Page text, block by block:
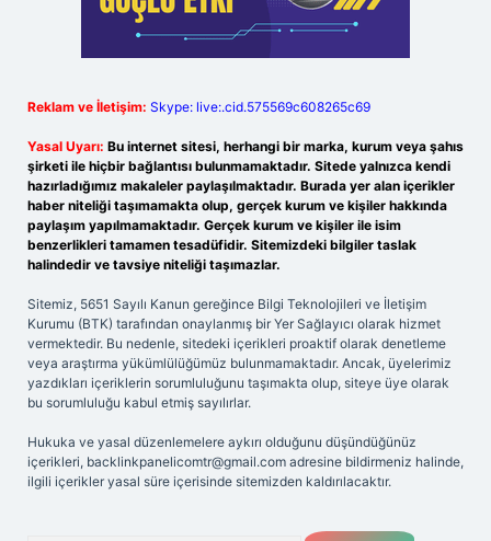
Reklam ve İletişim: Skype: live:.cid.575569c608265c69
Yasal Uyarı: Bu internet sitesi, herhangi bir marka, kurum veya şahıs
şirketi ile hiçbir bağlantısı bulunmamaktadır. Sitede yalnızca kendi
hazırladığımız makaleler paylaşılmaktadır. Burada yer alan içerikler
haber niteliği taşımamakta olup, gerçek kurum ve kişiler hakkında
paylaşım yapılmamaktadır. Gerçek kurum ve kişiler ile isim
benzerlikleri tamamen tesadüfidir. Sitemizdeki bilgiler taslak
halindedir ve tavsiye niteliği taşımazlar.
Sitemiz, 5651 Sayılı Kanun gereğince Bilgi Teknolojileri ve İletişim
Kurumu (BTK) tarafından onaylanmış bir Yer Sağlayıcı olarak hizmet
vermektedir. Bu nedenle, sitedeki içerikleri proaktif olarak denetleme
veya araştırma yükümlülüğümüz bulunmamaktadır. Ancak, üyelerimiz
yazdıkları içeriklerin sorumluluğunu taşımakta olup, siteye üye olarak
bu sorumluluğu kabul etmiş sayılırlar.
Hukuka ve yasal düzenlemelere aykırı olduğunu düşündüğünüz
içerikleri, backlinkpanelicomtr@gmail.com adresine bildirmeniz halinde,
ilgili içerikler yasal süre içerisinde sitemizden kaldırılacaktır.